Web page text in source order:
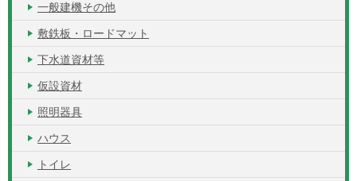
一般建機その他
敷鉄板・ロードマット
下水道資材等
仮設資材
照明器具
ハウス
トイレ